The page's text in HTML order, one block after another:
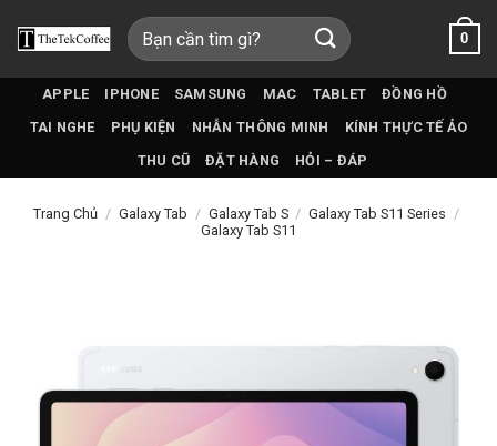
qua
Tìm
kiếm:
0
APPLE IPHONE SAMSUNG MAC TABLET
ĐỒNG HỒ
TAI NGHE
PHỤ KIỆN NHẪN THÔNG MINH
KÍNH THỰC TẾ ẢO
THU CŨ
ĐẶT HÀNG HỎI – ĐÁP
Trang Chủ / Galaxy Tab / Galaxy Tab S / Galaxy Tab S11 Series /
Galaxy Tab S11